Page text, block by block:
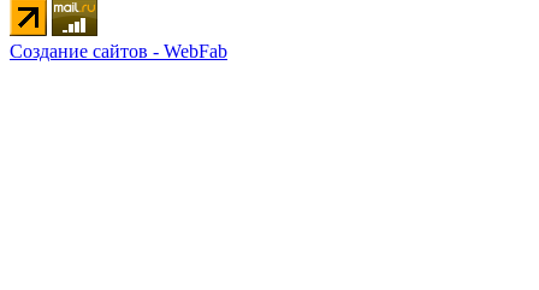
Создание сайтов - WebFab